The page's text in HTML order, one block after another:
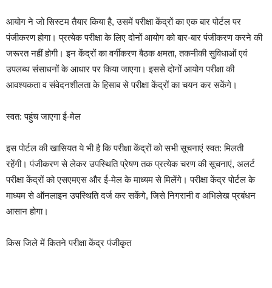
आयोग ने जो सिस्टम तैयार किया है, उसमें परीक्षा केंद्रों का एक बार पोर्टल पर
पंजीकरण होगा। प्रत्येक परीक्षा के लिए दोनों आयोग को बार-बार पंजीकरण करने की
जरूरत नहीं होगी। इन केंद्रों का वर्गीकरण बैठक क्षमता, तकनीकी सुविधाओं एवं
उपलब्ध संसाधनों के आधार पर किया जाएगा। इससे दोनों आयोग परीक्षा की
आवश्यकता व संवेदनशीलता के हिसाब से परीक्षा केंद्रों का चयन कर सकेंगे।
स्वत: पहुंच जाएगा ई-मेल
इस पोर्टल की खासियत ये भी है कि परीक्षा केंद्रों को सभी सूचनाएं स्वत: मिलती
रहेंगी। पंजीकरण से लेकर उपस्थिति प्रेषण तक प्रत्येक चरण की सूचनाएं, अलर्ट
परीक्षा केंद्रों को एसएमएस और ई-मेल के माध्यम से मिलेंगे। परीक्षा केंद्र पोर्टल के
माध्यम से ऑनलाइन उपस्थिति दर्ज कर सकेंगे, जिसे निगरानी व अभिलेख प्रबंधन
आसान होगा।
किस जिले में कितने परीक्षा केंद्र पंजीकृत